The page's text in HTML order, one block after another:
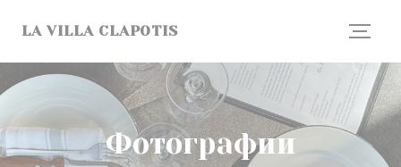
LA VILLA CLAPOTIS
Фотографии